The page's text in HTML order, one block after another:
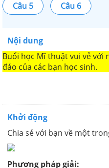
Câu 5
Câu 6
Nội dung
Buổi học Mĩ thuật vui vẻ với
đáo của các bạn học sinh.
Khởi động
Chia sẻ với bạn về một
Phương pháp giải: